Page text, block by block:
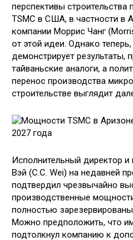
перспективы строительства
TSMC в США, в частности в
компании Моррис Чанг
от этой идеи. Однако
демонстрирует результаты,
тайваньские аналоги, а
перенос производства
строительстве выглядит
Исполнительный директор
Вэй (C.C. Wei) на недавней
подтвердил чрезвычайно
производственные
полностью
Можно предположить, что
подтолкнул компанию к